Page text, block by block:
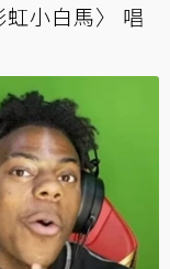
小白馬〉 唱